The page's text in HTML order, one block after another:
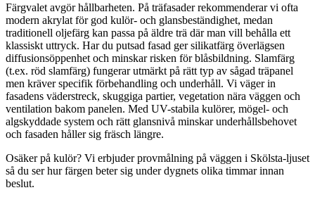
Färgvalet avgör hållbarheten. På träfasader rekommenderar vi ofta
modern akrylat för god kulör- och glansbeständighet, medan
traditionell oljefärg kan passa på äldre trä där man vill behålla ett
klassiskt uttryck. Har du putsad fasad ger silikatfärg överlägsen
diffusionsöppenhet och minskar risken för blåsbildning. Slamfärg
(t.ex. röd slamfärg) fungerar utmärkt på rätt typ av sågad träpanel
men kräver specifik förbehandling och underhåll. Vi väger in
fasadens väderstreck, skuggiga partier, vegetation nära väggen och
ventilation bakom panelen. Med UV-stabila kulörer, mögel- och
algskyddade system och rätt glansnivå minskar underhållsbehovet
och fasaden håller sig fräsch längre.
Osäker på kulör? Vi erbjuder provmålning på väggen i Skölsta-ljuset
så du ser hur färgen beter sig under dygnets olika timmar innan
beslut.